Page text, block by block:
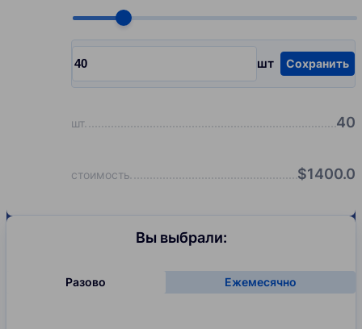
Choose quantity, pcs
шт
Input quantity, pcs Сохранить
шт 40
стоимость $1400.0
Вы выбрали:
Разово Ежемесячно